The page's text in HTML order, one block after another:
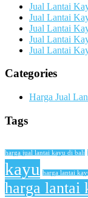
Jual Lantai
Jual Lantai
Jual Lantai
Jual Lantai
Jual Lantai
Categories
Harga Jual
Tags
harga jual lantai kayu di bali
kayu harga lantai
harga lantai